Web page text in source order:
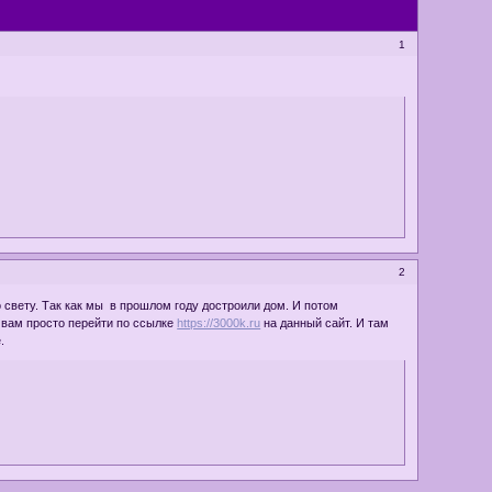
1
2
свету. Так как мы в прошлом году достроили дом. И потом
просто перейти по ссылкеhttps://3000k.ru на данный сайт. И там